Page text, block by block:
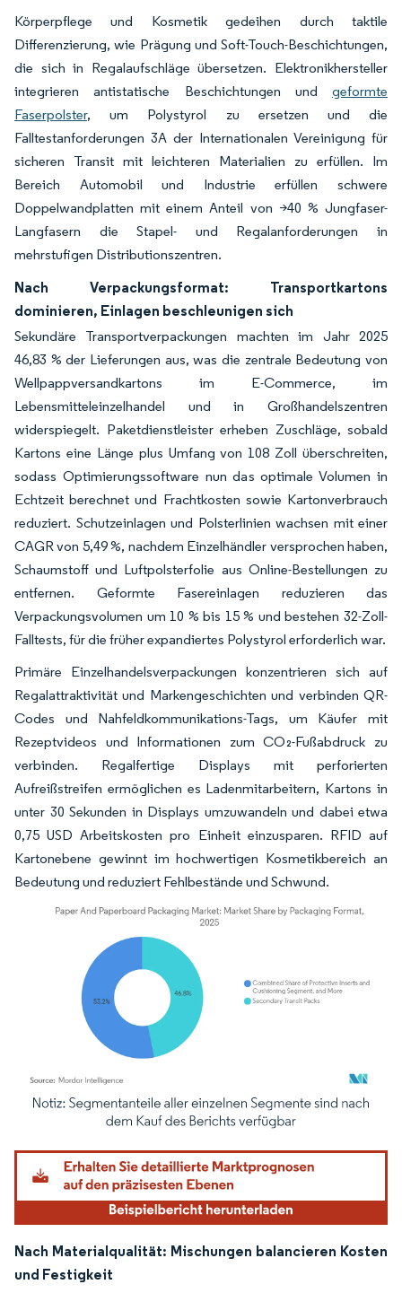
Körperpflege und Kosmetik gedeihen durch taktile
Differenzierung, wie Prägung und Soft-Touch-Beschichtungen,
die sich in Regalaufschläge übersetzen. Elektronikhersteller
integrieren antistatische Beschichtungen und geformte
Faserpolster, um Polystyrol zu ersetzen und die
Falltestanforderungen 3A der Internationalen Vereinigung für
sicheren Transit mit leichteren Materialien zu erfüllen. Im
Bereich Automobil und Industrie erfüllen schwere
Doppelwandplatten mit einem Anteil von >40 % Jungfaser-
Langfasern die Stapel- und Regalanforderungen in
mehrstufigen Distributionszentren.
Nach Verpackungsformat: Transportkartons
dominieren, Einlagen beschleunigen sich
Sekundäre Transportverpackungen machten im Jahr 2025
46,83 % der Lieferungen aus, was die zentrale Bedeutung von
Wellpappversandkartons im E-Commerce, im
Lebensmitteleinzelhandel und in Großhandelszentren
widerspiegelt. Paketdienstleister erheben Zuschläge, sobald
Kartons eine Länge plus Umfang von 108 Zoll überschreiten,
sodass Optimierungssoftware nun das optimale Volumen in
Echtzeit berechnet und Frachtkosten sowie Kartonverbrauch
reduziert. Schutzeinlagen und Polsterlinien wachsen mit einer
CAGR von 5,49 %, nachdem Einzelhändler versprochen haben,
Schaumstoff und Luftpolsterfolie aus Online-Bestellungen zu
entfernen. Geformte Fasereinlagen reduzieren das
Verpackungsvolumen um 10 % bis 15 % und bestehen 32-Zoll-
Falltests, für die früher expandiertes Polystyrol erforderlich war.
Primäre Einzelhandelsverpackungen konzentrieren sich auf
Regalattraktivität und Markengeschichten und verbinden QR-
Codes und Nahfeldkommunikations-Tags, um Käufer mit
Rezeptvideos und Informationen zum CO₂-Fußabdruck zu
verbinden. Regalfertige Displays mit perforierten
Aufreißstreifen ermöglichen es Ladenmitarbeitern, Kartons in
unter 30 Sekunden in Displays umzuwandeln und dabei etwa
0,75 USD Arbeitskosten pro Einheit einzusparen. RFID auf
Kartonebene gewinnt im hochwertigen Kosmetikbereich an
Bedeutung und reduziert Fehlbestände und Schwund.
Bild © Mordor Intelligence. Wiederverwendung erfordert Namensnennung
Nach Materialqualität: Mischungen balancieren Kosten
und Festigkeit